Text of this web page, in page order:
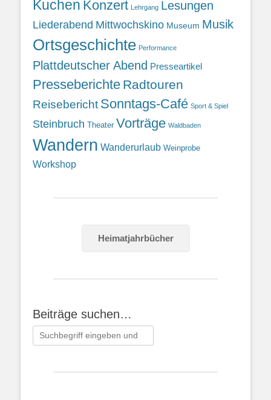
Kuchen Konzert Lehrgang Lesungen
Liederabend Mittwochskino Museum Musik
Ortsgeschichte Performance
Plattdeutscher Abend Presseartikel
Presseberichte Radtouren
Reisebericht Sonntags-Café Sport & Spiel
Steinbruch Theater Vorträge Waldbaden
Wandern Wanderurlaub Weinprobe
Workshop
Heimatjahrbücher
Beiträge suchen…
Suchen
nach: